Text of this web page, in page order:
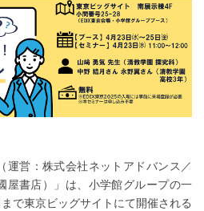
運営：株式会社ネットアドバンス／
屋書店）」は、小学館グループの一
で東京ビッグサイトにて開催される